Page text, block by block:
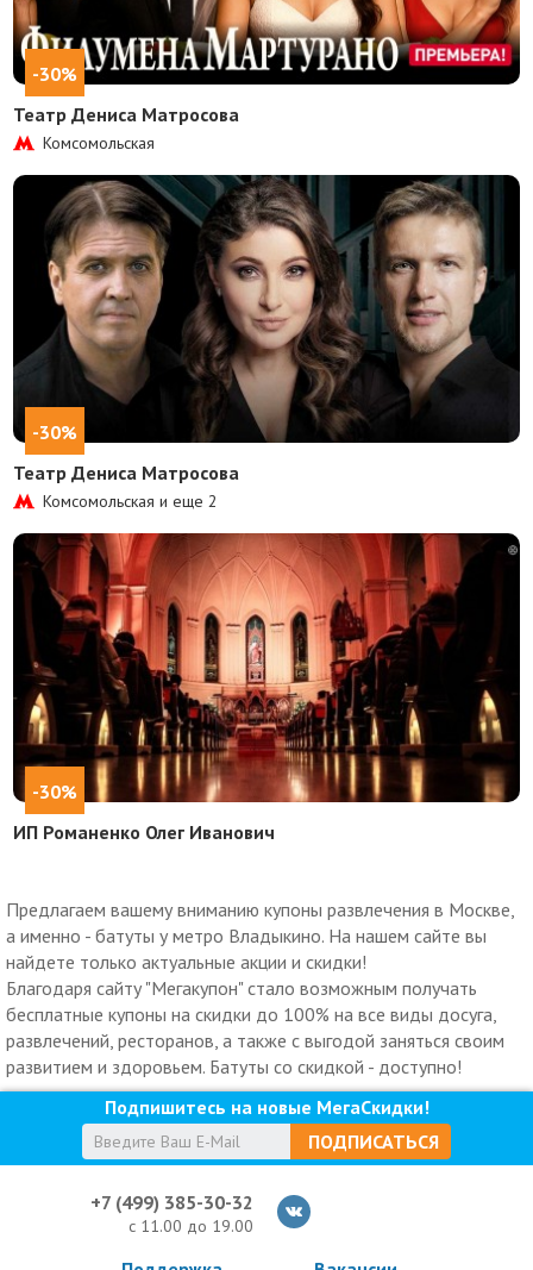
-30%
Театр Дениса Матросова
Комсомольская
-30%
Театр Дениса Матросова
Комсомольская и еще2
-30%
ИП Романенко Олег Иванович
Предлагаем вашему вниманию купоны развлечения в Москве,
а именно - батуты у метро Владыкино. На нашем сайте вы
найдете только актуальные акции и скидки!
Благодаря сайту "Мегакупон" стало возможным получать
бесплатные купоны на скидки до 100% на все виды досуга,
развлечений, ресторанов, а также с выгодой заняться своим
развитием и здоровьем. Батуты со скидкой - доступно!
Подпишитесь на новые МегаСкидки!
ПОДПИСАТЬСЯ
+7 (499) 385-30-32
с 11.00 до 19.00